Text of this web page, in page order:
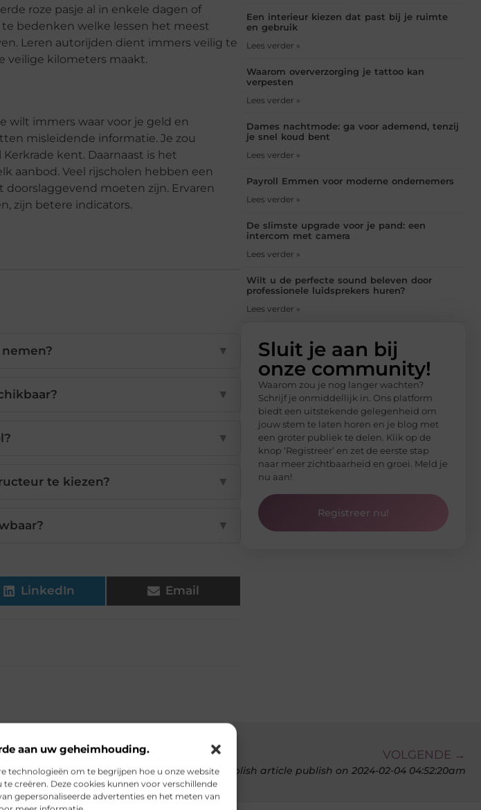
aan uw geheimhouding.
technologieën om te begrijpen hoe u onze website
creëren. Deze cookies kunnen voor verschillende
gepersonaliseerde advertenties en het meten van
roze pasje al in enkele dagen of
bedenken welke lessen het meest
Leren autorijden dient immers veilig te
veilige kilometers maakt.
wilt immers waar voor je geld en
misleidende informatie. Je zou
kent. Daarnaast is het
aanbod. Veel rijscholen hebben een
moeten zijn. Ervaren
zijn betere indicators.
▼
▼
▼
te kiezen? ▼
▼
LinkedIn Email
Een interieur kiezen dat past bij je ruimte
en gebruik
Lees verder »
Waarom oververzorging je tattoo kan
verpesten
Lees verder »
Dames nachtmode: ga voor ademend, tenzij
je snel koud bent
Lees verder »
Payroll Emmen voor moderne ondernemers
Lees verder »
De slimste upgrade voor je pand: een
intercom met camera
Lees verder »
Wilt u de perfecte sound beleven door
professionele luidsprekers huren?
Lees verder »
Sluit je aan bij
onze community!
Waarom zou je nog langer wachten?
Schrijf je onmiddellijk in. Ons platform
biedt een uitstekende gelegenheid om
jouw stem te laten horen en je blog met
een groter publiek te delen. Klik op de
knop ‘Registreer’ en zet de eerste stap
naar meer zichtbaarheid en groei. Meld je
nu aan!
Registreer nu!
VOLGENDE →
test publish article publish on 2024-02-04 04:52:20am